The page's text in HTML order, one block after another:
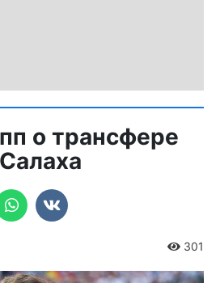
о трансфере
301